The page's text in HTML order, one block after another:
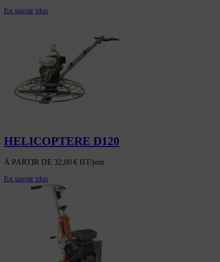
En savoir plus
HELICOPTERE D120
À PARTIR DE 32,00 € HT/jour
En savoir plus